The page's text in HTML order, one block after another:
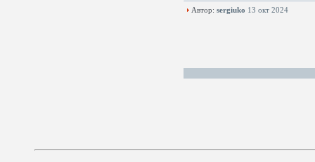
Автор: sergiuko 13 окт 2024